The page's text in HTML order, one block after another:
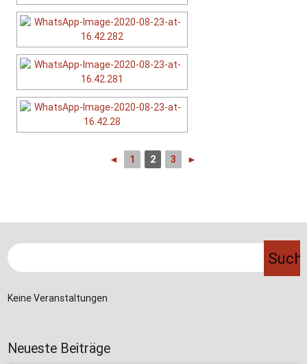
◄ 1 2 3 ►
Keine Veranstaltungen
Neueste Beiträge